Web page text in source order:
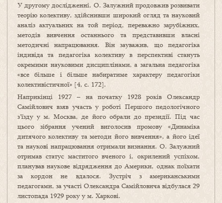
У другому дослідженні, О. Залужний продовжив розвивати
теорію колективу, здійснивши широкий огляд та науковий
аналіз актуальних на той період, переважно зарубіжних,
методів вивчення останнього та представивши власні
методичні напрацювання. Він зауважив, що педагогіка
індивіда та педагогіка колективу в перспективі стануть
окремими науковими дисциплінами, а загальна педагогіка
«все більше і більше набиратиме характеру педагогіки
колективістичної» [4, c. 172].
Наприкінці 1927 – на початку 1928 років Олександр
Самійлович взяв участь у роботі Першого педологічного
з’їзду у м. Москва, де його обрали до президії. Під час
цього зібрання учений виголосив промову «Динаміка
дитячого колективу та методи його вивчення», а його ідеї
та наукові напрацювання отримали визнання. О. Залужний
отримав статус маститого вченого і, окрилений успіхом,
планував наукове відрядження до Америки, однак поїхати
за кордон не вдалося. Зустріч з американськими
педагогами, за участі Олександра Самійловича відбулася 29
листопада 1929 року у м. Харкові.